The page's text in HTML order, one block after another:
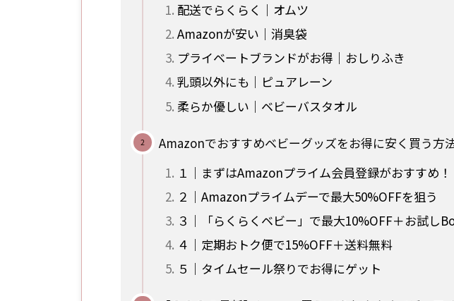
配送でらくらく｜オムツ
Amazonが安い｜消臭袋
プライベートブランドがお得｜おしりふき
乳頭以外にも｜ピュアレーン
柔らか優しい｜ベビーバスタオル
Amazonでおすすめベビーグッズをお得に安く買う方
１｜まずはAmazonプライム会員登録がおすすめ！
２｜Amazonプライムデーで最大50%OFFを狙う
３｜「らくらくベビー」で最大10%OFF＋お試し
４｜定期おトク便で15%OFF＋送料無料
５｜タイムセール祭りでお得にゲット